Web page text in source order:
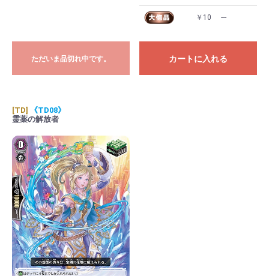
ただいま品切れ中です。
￥10 ---
カートに入れる
[TD]
《TD08》
霊薬の解放者